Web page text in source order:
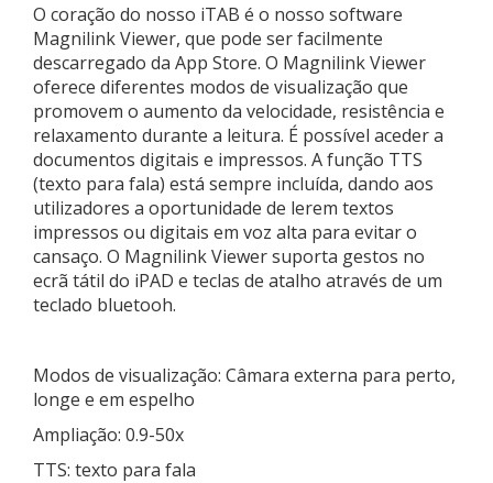
O coração do nosso iTAB é o nosso software
Magnilink Viewer, que pode ser facilmente
descarregado da App Store. O Magnilink Viewer
oferece diferentes modos de visualização que
promovem o aumento da velocidade, resistência e
relaxamento durante a leitura. É possível aceder a
documentos digitais e impressos. A função TTS
(texto para fala) está sempre incluída, dando aos
utilizadores a oportunidade de lerem textos
impressos ou digitais em voz alta para evitar o
cansaço. O Magnilink Viewer suporta gestos no
ecrã tátil do iPAD e teclas de atalho através de um
teclado bluetooh.
Modos de visualização: Câmara externa para perto,
longe e em espelho
Ampliação: 0.9-50x
TTS: texto para fala